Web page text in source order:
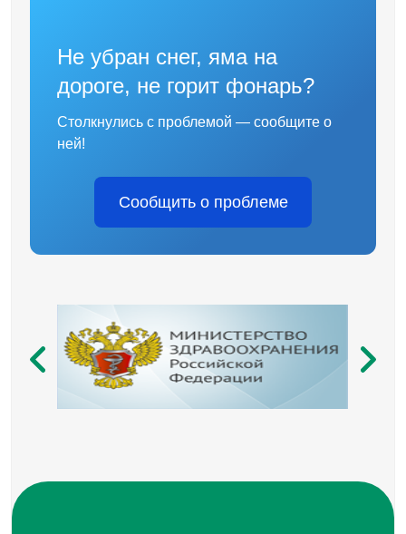
Не убран снег, яма на
дороге, не горит фонарь?
Столкнулись с проблемой — сообщите о
ней!
Сообщить о проблеме